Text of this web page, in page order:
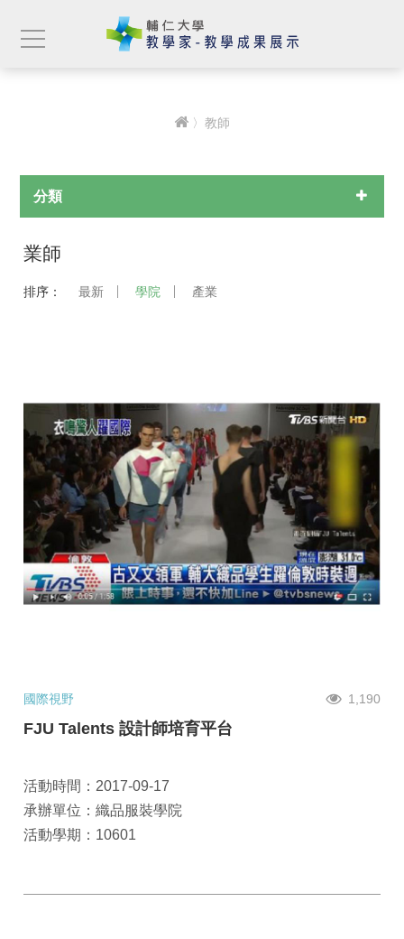
〉教師
分類
業師
排序： 最新 學院 產業
國際視野 1,190
FJU Talents 設計師培育平台
活動時間：2017-09-17
承辦單位：織品服裝學院
活動學期：10601